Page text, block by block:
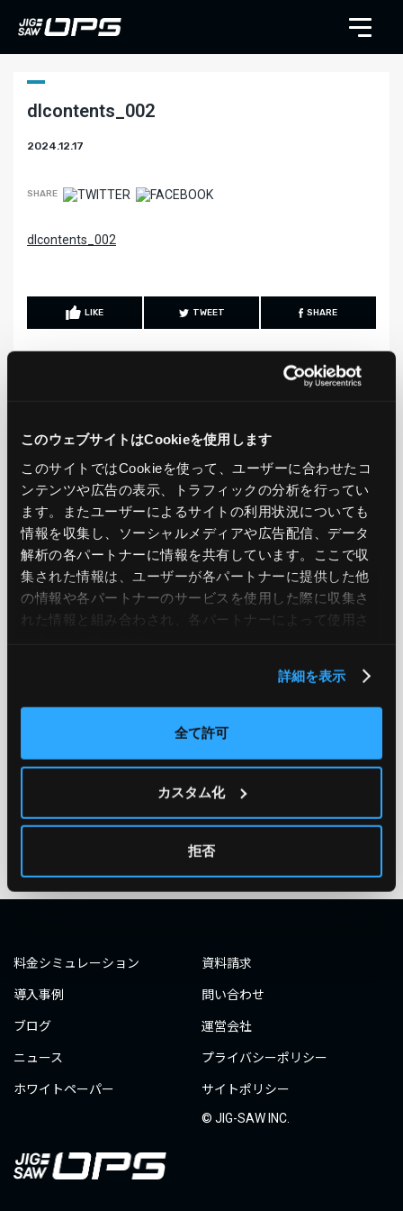
このウェブサイトはCookieを使用します
このサイトではCookieを使って、ユーザーに合わせたコ
ンテンツや広告の表示、トラフィックの分析を行ってい
ます。またユーザーによるサイトの利用状況についても
情報を収集し、ソーシャルメディアや広告配信、データ
解析の各パートナーに情報を共有しています。ここで収
集された情報は、ユーザーが各パートナーに提供した他
の情報や各パートナーのサービスを使用した際に収集さ
れた情報と組み合わされ、各パートナーによって使用さ
詳細を表示
全て許可
カスタム化
拒否
dlcontents_002
2024.12.17
SHARE
dlcontents_002
LIKE TWEET SHARE
CATEGORY
AWS GCP Azure ON PREMISE
SECURITY OPTION
タグ一覧へ
料金シミュレーション
導入事例
ブログ
ニュース
ホワイトペーパー
資料請求
問い合わせ
運営会社
プライバシーポリシー
サイトポリシー
© JIG-SAW INC.